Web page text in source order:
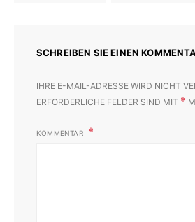
SCHREIBEN SIE EINEN
IHRE E-MAIL-ADRESSE WIRD NICHT
ERFORDERLICHE FELDER SIND MIT *
KOMMENTAR